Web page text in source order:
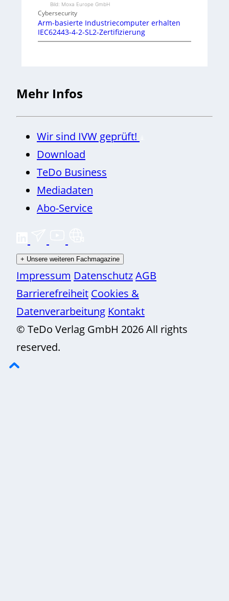
Bild: Moxa Europe GmbH
Cybersecurity
Arm-basierte Industriecomputer erhalten
IEC62443-4-2-SL2-Zertifizierung
Mehr Infos
Wir sind IVW geprüft!
Download
TeDo Business
Mediadaten
Abo-Service
+ Unsere weiteren Fachmagazine
Impressum DatenschutzAGB
Barrierefreiheit Cookies &
Datenverarbeitung Kontakt
© TeDo Verlag GmbH 2026 All rights
reserved.